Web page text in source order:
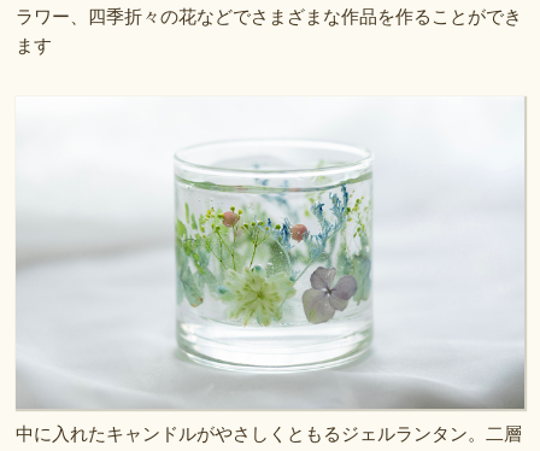
ラワー、四季折々の花などでさまざまな作品を作ることができ
ます
中に入れたキャンドルがやさしくともるジェルランタン。二層